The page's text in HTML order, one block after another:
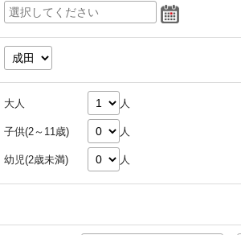
大人 人
子供(2～11歳) 人
幼児(2歳未満) 人